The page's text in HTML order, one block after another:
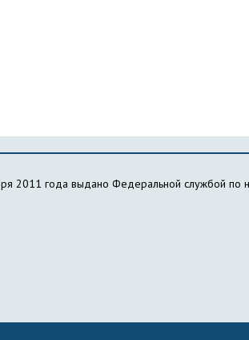
2011 года выдано Федеральной службой по